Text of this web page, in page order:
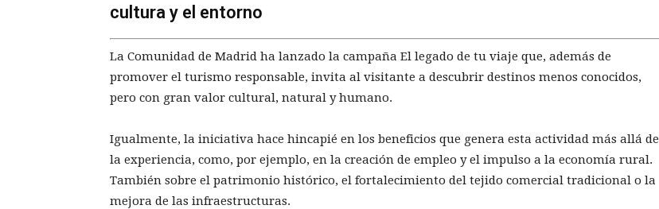
cultura y el entorno
La Comunidad de Madrid ha lanzado la campaña El legado de tu viaje que, además de
promover el turismo responsable, invita al visitante a descubrir destinos menos conocidos,
pero con gran valor cultural, natural y humano.
Igualmente, la iniciativa hace hincapié en los beneficios que genera esta actividad más allá de
la experiencia, como, por ejemplo, en la creación de empleo y el impulso a la economía rural.
También sobre el patrimonio histórico, el fortalecimiento del tejido comercial tradicional o la
mejora de las infraestructuras.